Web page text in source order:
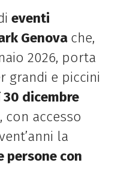
eventi
Genova che,
2026, porta
grandi e piccini
dicembre
con accesso
la
con